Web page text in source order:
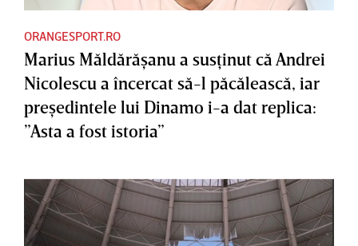
ORANGESPORT.RO
Marius Măldărăşanu a susţinut că Andrei
Nicolescu a încercat să-l păcălească, iar
preşedintele lui Dinamo i-a dat replica:
”Asta a fost istoria”